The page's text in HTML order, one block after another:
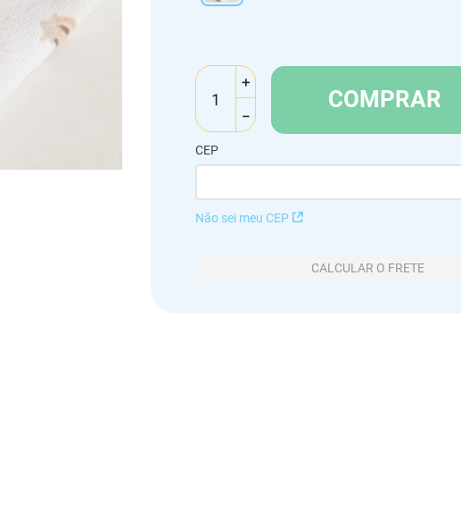
＋
－
COMPRAR
CEP
Não sei meu CEP
CALCULAR O FRETE